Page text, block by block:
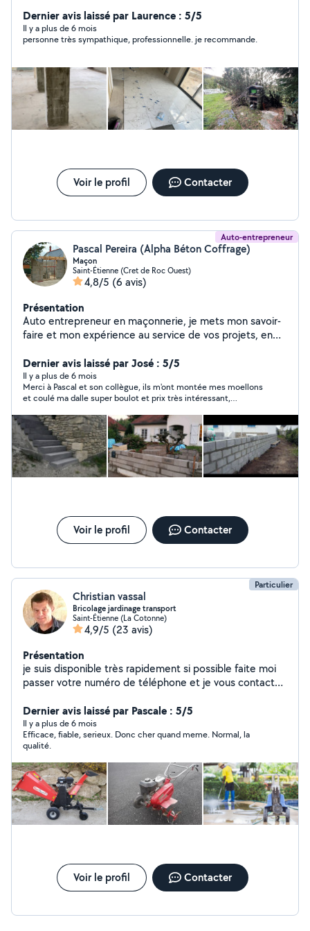
dans la démolition mais également dans le carrelage. J'ai
des équipes et du matériel pour pouvoir répondre à vos
besoins. Je souhaite faire mûrir mon entreprise en
motivé et professionnel.
Dernier avis laissé par Laurence : 5/5
Il y a plus de 6 mois
personne très sympathique, professionnelle. je recommande.
Voir le profil Contacter
Auto-entrepreneur
Pascal Pereira (Alpha Béton Coffrage)
Maçon
Saint-Étienne (Cret de Roc Ouest)
4,8/5 (6 avis)
Présentation
Auto entrepreneur en maçonnerie, je mets mon savoir-
faire et mon expérience au service de vos projets, en
l'écoute, j'interviens pour tous vos travaux de
maçonnerie générale. Murs, dalles,chappes,extensions
et petits travaux. Chaque chantier est réalisé avec soin,
dans le respect des normes et des délais. Un projet,une
question n'hésitez pas à me contacter pour plus
d'informations.
Dernier avis laissé par José : 5/5
Il y a plus de 6 mois
Merci à Pascal et son collègue, ils m'ont montée mes moellons
et coulé ma dalle super boulot et prix très intéressant,
Voir le profil Contacter
Particulier
Christian vassal
Bricolage jardinage transport
Saint-Étienne (La Cotonne)
4,9/5 (23 avis)
Présentation
je suis disponible très rapidement si possible faite moi
passer votre numéro de téléphone et je vous contact
Dernier avis laissé par Pascale : 5/5
Il y a plus de 6 mois
Efficace, fiable, serieux. Donc cher quand meme. Normal, la
qualité.
Voir le profil Contacter